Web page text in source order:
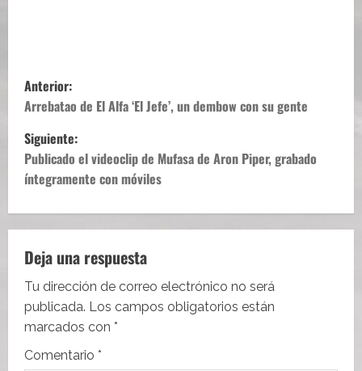
N
a
v
e
g
a
c
i
ó
Anterior:
Arrebatao de El Alfa ‘El Jefe’, un dembow con su gente
Siguiente:
Publicado el videoclip de Mufasa de Aron Piper, grabado
íntegramente con móviles
Deja una respuesta
Tu dirección de correo electrónico no será
publicada. Los campos obligatorios están
marcados con *
Comentario *